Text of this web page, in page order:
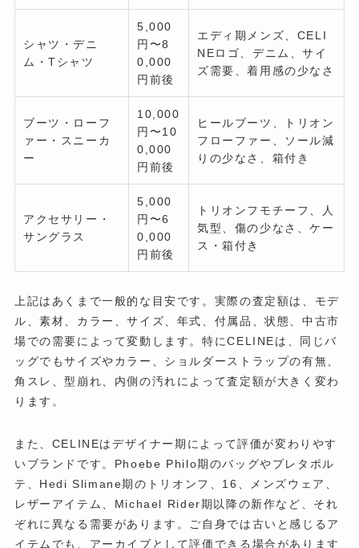
シャツ・デニ
ム・Tシャツ
5,000
円〜8
0,000
円前後
エディ期メンズ、CELI
NEロゴ、デニム、サイ
ズ需要、着用感の少なさ
ブーツ・ローフ
ァー・スニーカ
ー
10,000
円〜10
0,000
円前後
ヒールブーツ、トリオン
フローファー、ソール減
りの少なさ、箱付き
アクセサリー・
サングラス
5,000
円〜6
0,000
円前後
トリオンフモチーフ、人
気型、傷の少なさ、ケー
ス・箱付き
上記はあくまで一般的な目安です。実際の査定額は、モデ
ル、素材、カラー、サイズ、年式、付属品、状態、中古市
場での需要によって変動します。特にCELINEは、同じバ
ッグでもサイズやカラー、ショルダーストラップの有無、
角スレ、型崩れ、内側の汚れによって査定額が大きく変わ
ります。
また、CELINEはデザイナー期によって評価が変わりやす
いブランドです。Phoebe Philo期のバッグやプレタポル
テ、Hedi Slimane期のトリオンフ、16、メンズウェア、
レザーアイテム、Michael Rider期以降の新作など、それ
ぞれに異なる需要があります。ご自身では古いと感じるア
イテムでも、アーカイブとして評価できる場合があります